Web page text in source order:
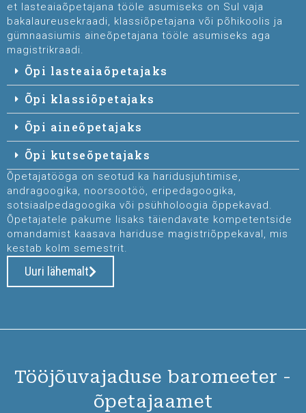
et lasteaiaõpetajana tööle asumiseks on Sul vaja
bakalaureusekraadi, klassiõpetajana või põhikoolis ja
gümnaasiumis aineõpetajana tööle asumiseks aga
magistrikraadi.
Õpi lasteaiaõpetajaks
Õpi klassiõpetajaks
Õpi aineõpetajaks
Õpi kutseõpetajaks
Õpetajatööga on seotud ka haridusjuhtimise,
andragoogika, noorsootöö, eripedagoogika,
sotsiaalpedagoogika või psühholoogia õppekavad.
Õpetajatele pakume lisaks täiendavate kompetentside
omandamist kaasava hariduse magistriõppekaval, mis
kestab kolm semestrit.
Uuri lähemalt
Tööjõuvajaduse baromeeter -
õpetajaamet